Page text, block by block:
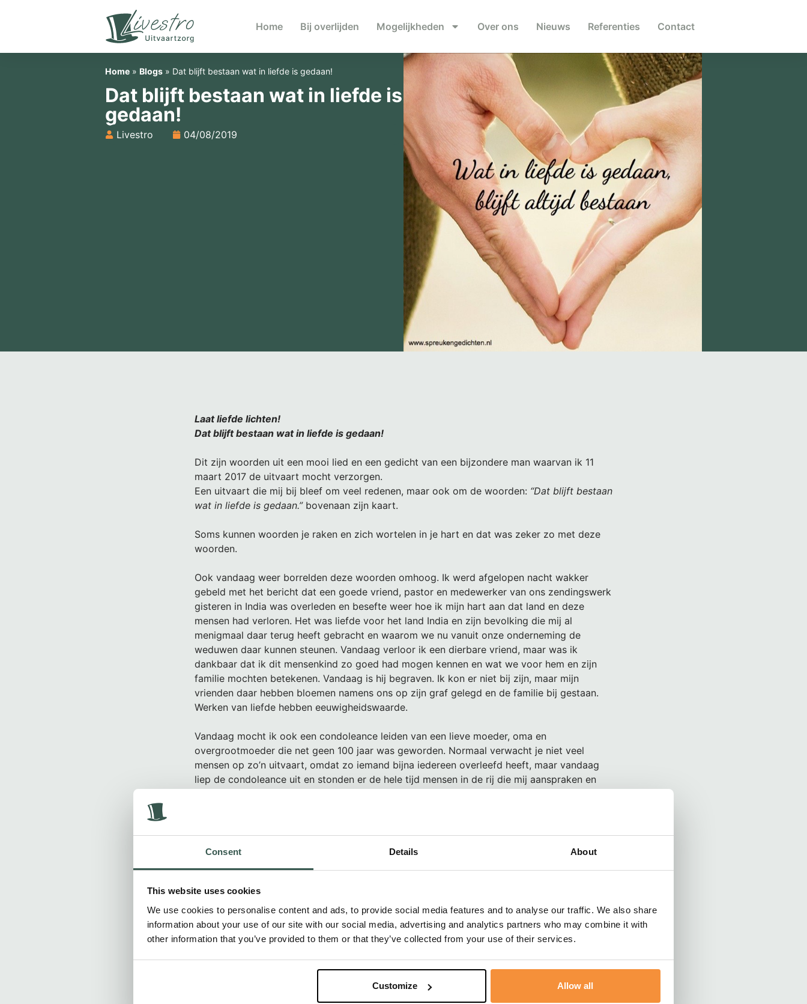
Consent Details About
This website uses cookies
We use cookies to personalise content and ads, to provide social media features and to analyse our traffic. We also share
information about your use of our site with our social media, advertising and analytics partners who may combine it with
other information that you’ve provided to them or that they’ve collected from your use of their services.
Customize Allow all
Home Bij overlijden Mogelijkheden Over ons Nieuws Referenties Contact
Home» Blogs» Dat blijft bestaan wat in liefde is gedaan!
Dat blijft bestaan wat in liefde is
gedaan!
Livestro 04/08/2019
Laat liefde lichten!
Dat blijft bestaan wat in liefde is gedaan!
Dit zijn woorden uit een mooi lied en een gedicht van een bijzondere man waarvan ik 11
maart 2017 de uitvaart mocht verzorgen.
Een uitvaart die mij bij bleef om veel redenen, maar ook om de woorden: “Dat blijft bestaan
wat in liefde is gedaan.”bovenaan zijn kaart.
Soms kunnen woorden je raken en zich wortelen in je hart en dat was zeker zo met deze
woorden.
Ook vandaag weer borrelden deze woorden omhoog. Ik werd afgelopen nacht wakker
gebeld met het bericht dat een goede vriend, pastor en medewerker van ons zendingswerk
gisteren in India was overleden en besefte weer hoe ik mijn hart aan dat land en deze
mensen had verloren. Het was liefde voor het land India en zijn bevolking die mij al
menigmaal daar terug heeft gebracht en waarom we nu vanuit onze onderneming de
weduwen daar kunnen steunen. Vandaag verloor ik een dierbare vriend, maar was ik
dankbaar dat ik dit mensenkind zo goed had mogen kennen en wat we voor hem en zijn
familie mochten betekenen. Vandaag is hij begraven. Ik kon er niet bij zijn, maar mijn
vrienden daar hebben bloemen namens ons op zijn graf gelegd en de familie bij gestaan.
Werken van liefde hebben eeuwigheidswaarde.
Vandaag mocht ik ook een condoleance leiden van een lieve moeder, oma en
overgrootmoeder die net geen 100 jaar was geworden. Normaal verwacht je niet veel
mensen op zo’n uitvaart, omdat zo iemand bijna iedereen overleefd heeft, maar vandaag
liep de condoleance uit en stonden er de hele tijd mensen in de rij die mij aanspraken en
mensen. De verhalen raakten mij. Wat een voorbeeld was deze vrouw. Tijdens de
condoleance vertelde een van de kleindochters mij dat oma toen ze 1,5 jaar geleden in de
Barneveldse krant las dat ik vanwege mijn vertrek bij Monuta een jaar lang niet in de
want Immanuel moest haar uitvaart doen. Deze woorden van deze lieve vrouw raakten mij
diep in mijn hart. Wat ben ik dankbaar dat ik haar uitvaart nu mag doen voor haar.
Het liet mij weer beseffen wat de drijfveer van mij is om dit werk te doen. Liefde voor
(Ik word stil van binnen en uit mijn ooghoek pinkt een traan…)